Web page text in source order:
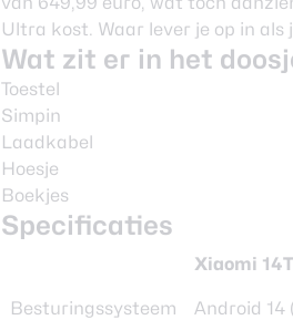
Ultra kost. Waar lever je op in als
Wat zit er in het
Toestel
Simpin
Laadkabel
Hoesje
Boekjes
Specificaties
Xiaomi 14T
Besturingssysteem Android 14